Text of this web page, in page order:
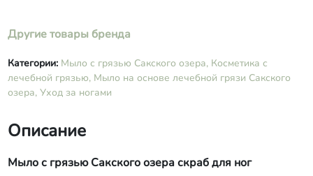
Другие товары бренда
Категории: Мыло с грязью Сакского озера, Косметика с
лечебной грязью, Мыло на основе лечебной грязи Сакского
озера, Уход за ногами
Описание
Мыло с грязью Сакского озера скраб для ног